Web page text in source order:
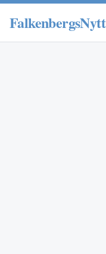
FalkenbergsNytt